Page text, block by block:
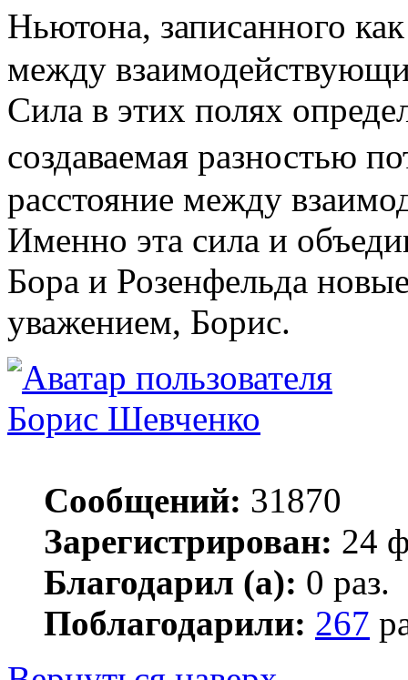
Ньютона, записанного
между
Сила в этих полях
создаваемая разностью
расстояние между
Именно эта сила и
Бора и Розенфельда
уважением, Борис.
Борис Шевченко
Сообщений: 31870
Зарегистрирован: 24
Благодарил (а): 0 раз.
Поблагодарили: 267